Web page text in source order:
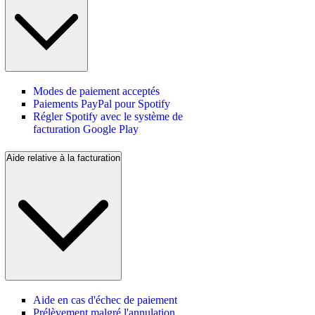
Modes de paiement acceptés
Paiements PayPal pour Spotify
Régler Spotify avec le système de
facturation Google Play
Aide relative à la facturation
Aide en cas d'échec de paiement
Prélèvement malgré l'annulation